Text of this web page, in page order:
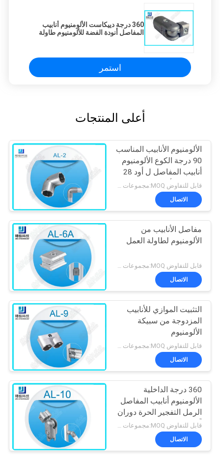
360 درجة دييكاست الألومنيوم أنابيب
المفاصل أنودة الفضة للألومنيوم طاولة
استمر
أعلى المنتجات
الألومنيوم الأنابيب المناسب
90 درجة الكوع الألومنيوم
أنابيب المفاصل ل أود 28
ملليمتر الأنابيب
قابل للتفاوض MOQ:مجموعات 500
الاتصال
مفاصل الأنابيب من
الألومنيوم لطاولة العمل
الاتصال
التثبيت الموازي للأنابيب
المزدوجة من سبيكة
الألومنيوم
الاتصال
360 درجة الداخلية
الألومنيوم أنابيب المفاصل
الرمل التفجير الحرة دوران
آل-10
قابل للتفاوض MOQ:مجموعات 500
الاتصال